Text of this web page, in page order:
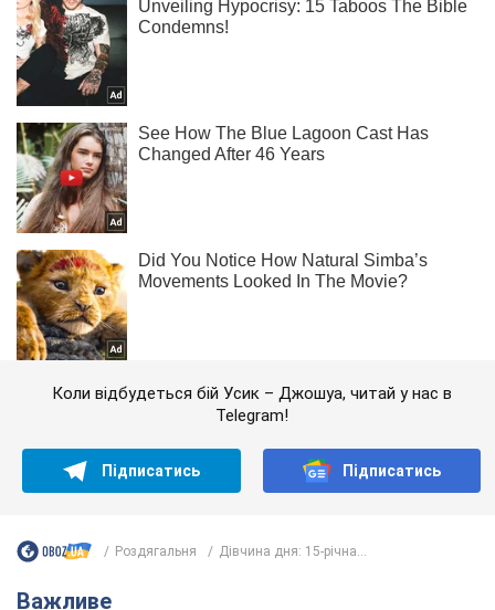
Коли відбудеться бій Усик – Джошуа, читай у нас в
Telegram!
Підписатись Підписатись
Роздягальня Дівчина дня: 15-річна...
Важливе